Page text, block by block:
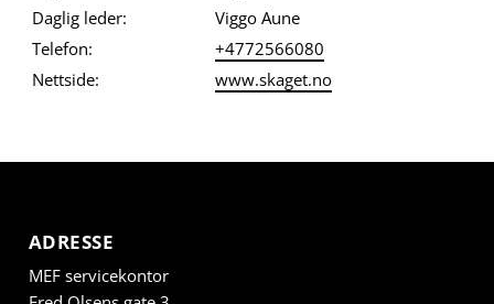
Daglig leder:
Viggo Aune
Telefon:
+4772566080
Nettside:
www.skaget.no
ADRESSE
MEF servicekontor